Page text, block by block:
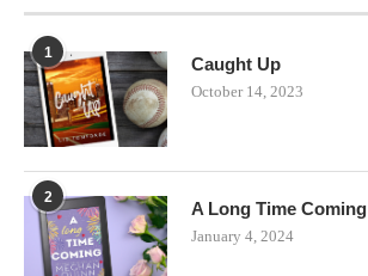
1
Caught Up
October 14, 2023
2
A Long Time Coming
January 4, 2024